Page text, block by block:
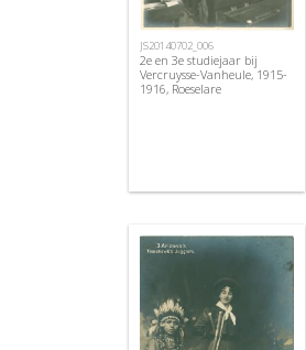
JS20140702_006
2e en 3e studiejaar bij
Vercruysse-Vanheule, 1915-
1916, Roeselare